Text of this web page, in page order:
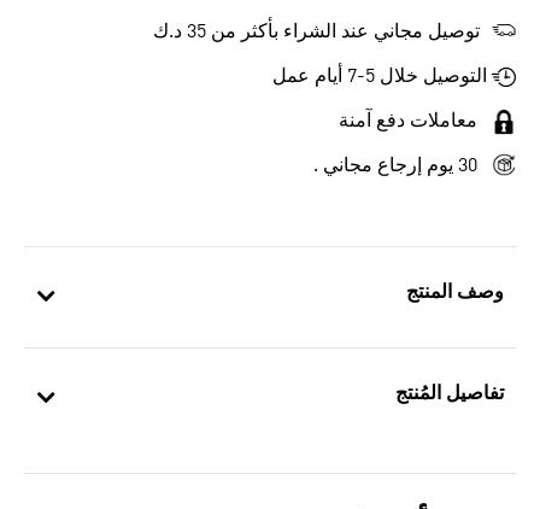
وصف المنتج
تفاصيل المُنتج
توصيل مجاني عند الشراء بأكثر من 35 د.ك
التوصيل خلال 5-7 أيام عمل
معاملات دفع آمنة